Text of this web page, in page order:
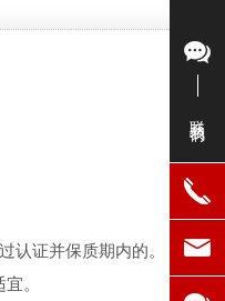
认证并保质期内的。
。